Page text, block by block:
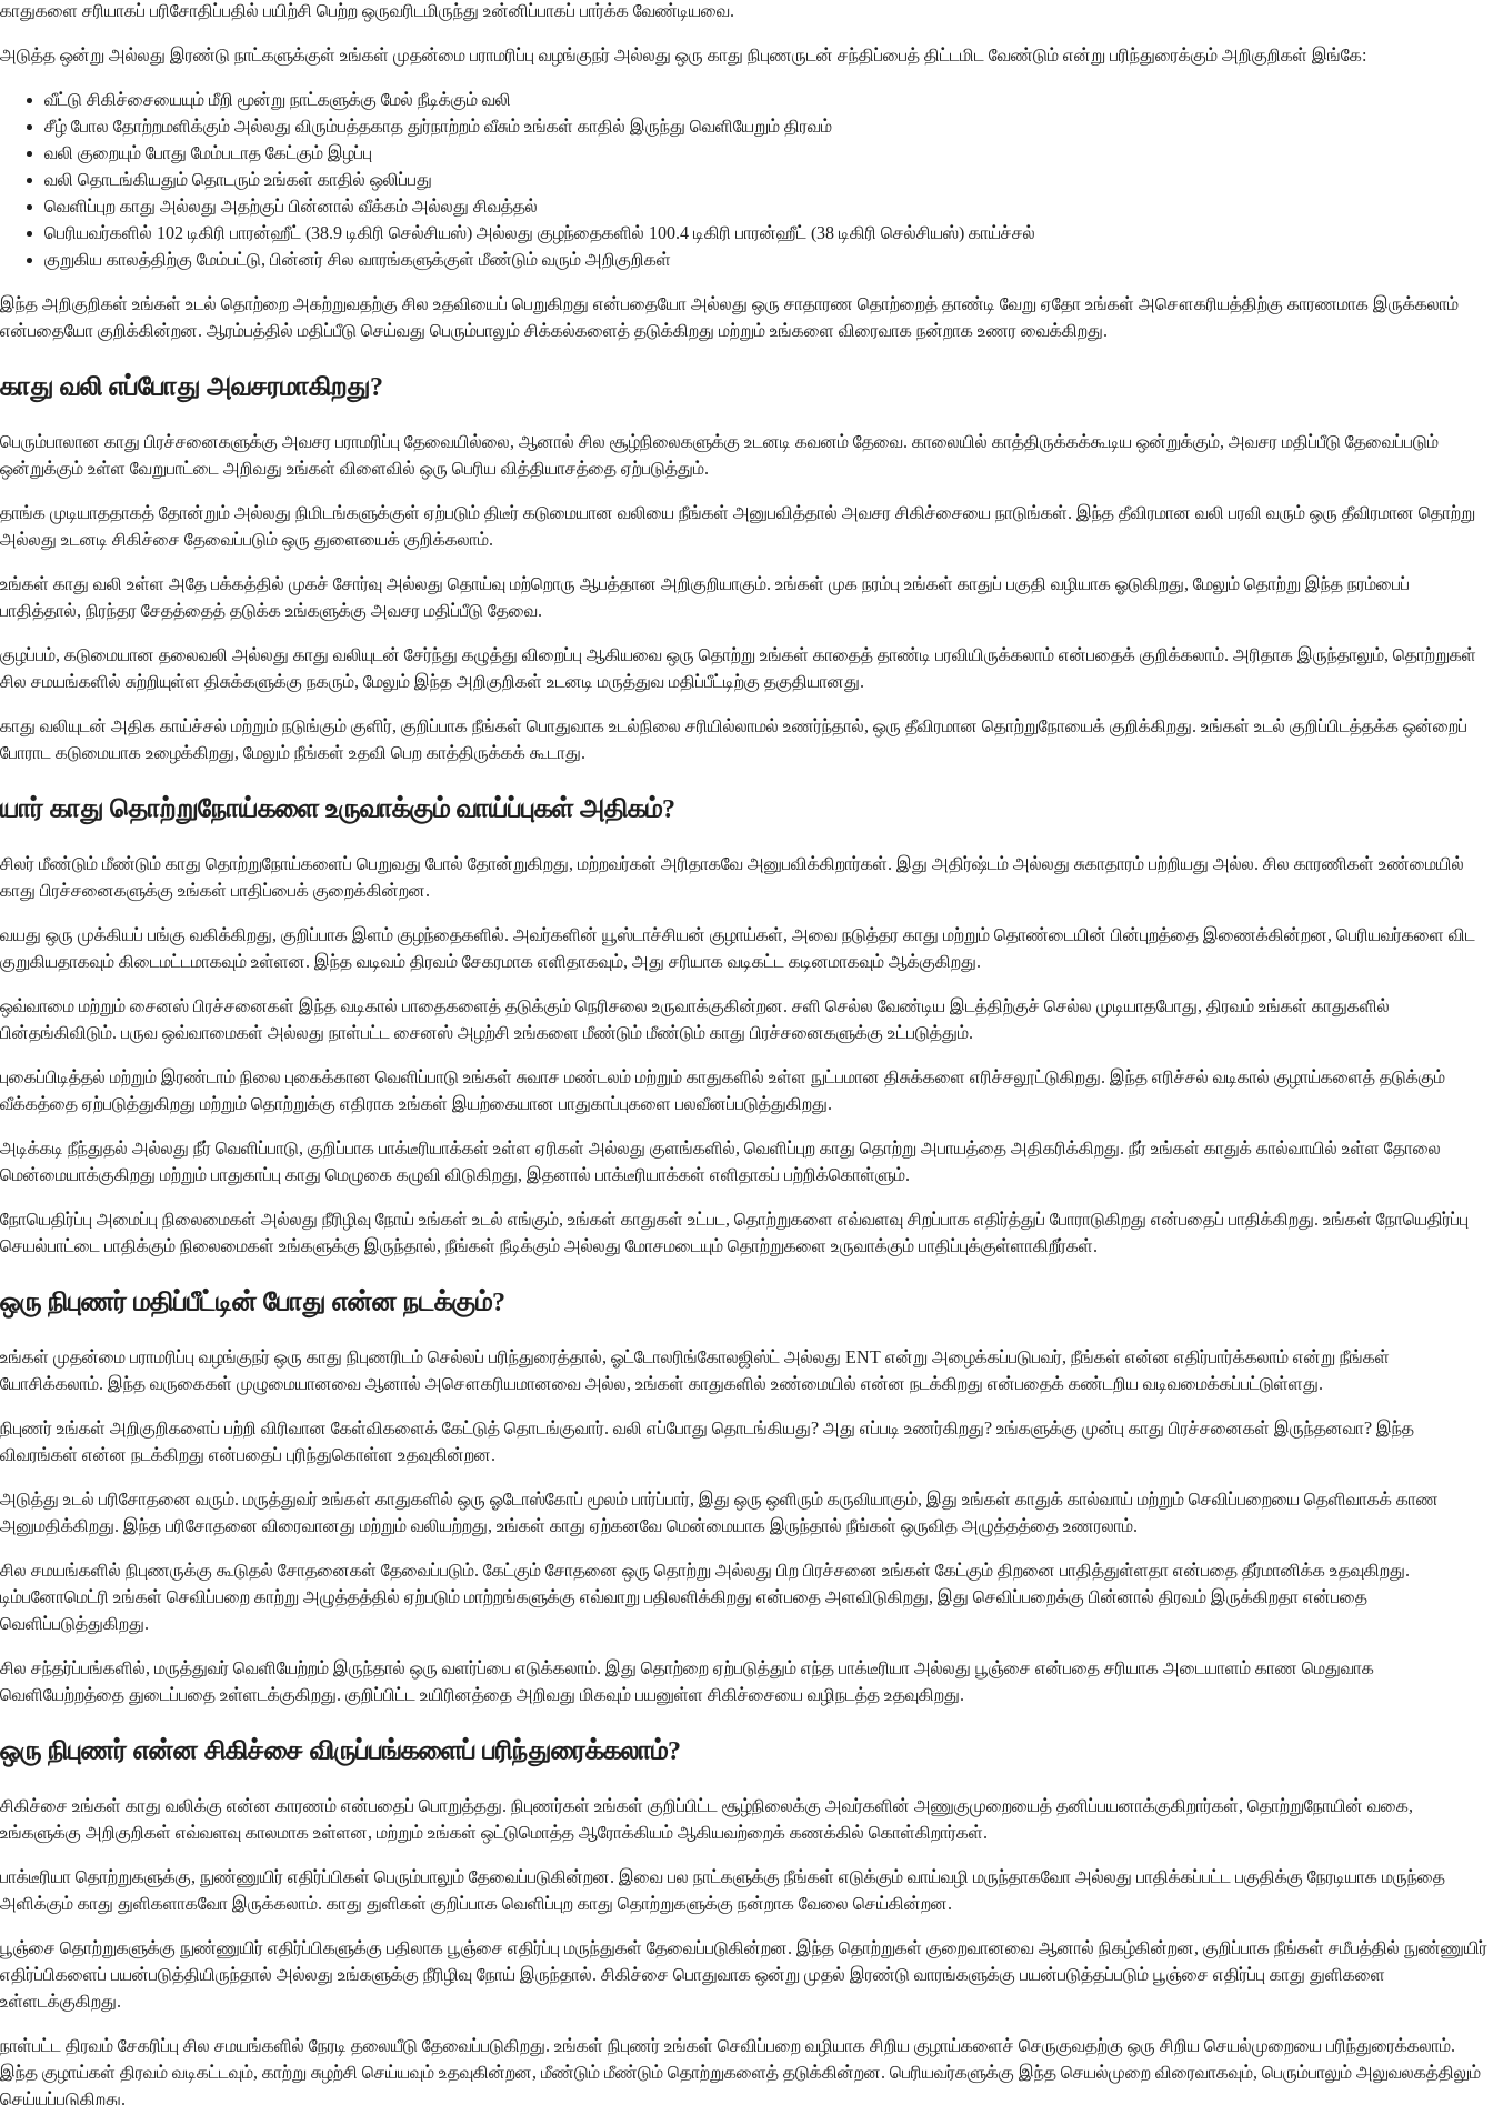
காதுகளை சரியாகப் பரிசோதிப்பதில் பயிற்சி பெற்ற ஒருவரிடமிருந்து உன்னிப்பாகப் பார்க்க வேண்டியவை.
அடுத்த ஒன்று அல்லது இரண்டு நாட்களுக்குள் உங்கள் முதன்மை பராமரிப்பு வழங்குநர் அல்லது ஒரு காது நிபுணருடன் சந்திப்பைத் திட்டமிட வேண்டும் என்று பரிந்துரைக்கும் அறிகுறிகள் இங்கே:
வீட்டு சிகிச்சையையும் மீறி மூன்று நாட்களுக்கு மேல் நீடிக்கும் வலி
சீழ் போல தோற்றமளிக்கும் அல்லது விரும்பத்தகாத துர்நாற்றம் வீசும் உங்கள் காதில் இருந்து வெளியேறும் திரவம்
வலி குறையும் போது மேம்படாத கேட்கும் இழப்பு
வலி தொடங்கியதும் தொடரும் உங்கள் காதில் ஒலிப்பது
வெளிப்புற காது அல்லது அதற்குப் பின்னால் வீக்கம் அல்லது சிவத்தல்
பெரியவர்களில் 102 டிகிரி பாரன்ஹீட் (38.9 டிகிரி செல்சியஸ்) அல்லது குழந்தைகளில் 100.4 டிகிரி பாரன்ஹீட் (38 டிகிரி செல்சியஸ்) காய்ச்சல்
குறுகிய காலத்திற்கு மேம்பட்டு, பின்னர் சில வாரங்களுக்குள் மீண்டும் வரும் அறிகுறிகள்
இந்த அறிகுறிகள் உங்கள் உடல் தொற்றை அகற்றுவதற்கு சில உதவியைப் பெறுகிறது என்பதையோ அல்லது ஒரு சாதாரண தொற்றைத் தாண்டி வேறு ஏதோ உங்கள் அசௌகரியத்திற்கு காரணமாக இருக்கலாம்
என்பதையோ குறிக்கின்றன. ஆரம்பத்தில் மதிப்பீடு செய்வது பெரும்பாலும் சிக்கல்களைத் தடுக்கிறது மற்றும் உங்களை விரைவாக நன்றாக உணர வைக்கிறது.
காது வலி எப்போது அவசரமாகிறது?
பெரும்பாலான காது பிரச்சனைகளுக்கு அவசர பராமரிப்பு தேவையில்லை, ஆனால் சில சூழ்நிலைகளுக்கு உடனடி கவனம் தேவை. காலையில் காத்திருக்கக்கூடிய ஒன்றுக்கும், அவசர மதிப்பீடு தேவைப்படும்
ஒன்றுக்கும் உள்ள வேறுபாட்டை அறிவது உங்கள் விளைவில் ஒரு பெரிய வித்தியாசத்தை ஏற்படுத்தும்.
தாங்க முடியாததாகத் தோன்றும் அல்லது நிமிடங்களுக்குள் ஏற்படும் திடீர் கடுமையான வலியை நீங்கள் அனுபவித்தால் அவசர சிகிச்சையை நாடுங்கள். இந்த தீவிரமான வலி பரவி வரும் ஒரு தீவிரமான தொற்று
அல்லது உடனடி சிகிச்சை தேவைப்படும் ஒரு துளையைக் குறிக்கலாம்.
உங்கள் காது வலி உள்ள அதே பக்கத்தில் முகச் சோர்வு அல்லது தொய்வு மற்றொரு ஆபத்தான அறிகுறியாகும். உங்கள் முக நரம்பு உங்கள் காதுப் பகுதி வழியாக ஓடுகிறது, மேலும் தொற்று இந்த நரம்பைப்
பாதித்தால், நிரந்தர சேதத்தைத் தடுக்க உங்களுக்கு அவசர மதிப்பீடு தேவை.
குழப்பம், கடுமையான தலைவலி அல்லது காது வலியுடன் சேர்ந்து கழுத்து விறைப்பு ஆகியவை ஒரு தொற்று உங்கள் காதைத் தாண்டி பரவியிருக்கலாம் என்பதைக் குறிக்கலாம். அரிதாக இருந்தாலும், தொற்றுகள்
சில சமயங்களில் சுற்றியுள்ள திசுக்களுக்கு நகரும், மேலும் இந்த அறிகுறிகள் உடனடி மருத்துவ மதிப்பீட்டிற்கு தகுதியானது.
காது வலியுடன் அதிக காய்ச்சல் மற்றும் நடுங்கும் குளிர், குறிப்பாக நீங்கள் பொதுவாக உடல்நிலை சரியில்லாமல் உணர்ந்தால், ஒரு தீவிரமான தொற்றுநோயைக் குறிக்கிறது. உங்கள் உடல் குறிப்பிடத்தக்க ஒன்றைப்
போராட கடுமையாக உழைக்கிறது, மேலும் நீங்கள் உதவி பெற காத்திருக்கக் கூடாது.
யார் காது தொற்றுநோய்களை உருவாக்கும் வாய்ப்புகள் அதிகம்?
சிலர் மீண்டும் மீண்டும் காது தொற்றுநோய்களைப் பெறுவது போல் தோன்றுகிறது, மற்றவர்கள் அரிதாகவே அனுபவிக்கிறார்கள். இது அதிர்ஷ்டம் அல்லது சுகாதாரம் பற்றியது அல்ல. சில காரணிகள் உண்மையில்
காது பிரச்சனைகளுக்கு உங்கள் பாதிப்பைக் குறைக்கின்றன.
வயது ஒரு முக்கியப் பங்கு வகிக்கிறது, குறிப்பாக இளம் குழந்தைகளில். அவர்களின் யூஸ்டாச்சியன் குழாய்கள், அவை நடுத்தர காது மற்றும் தொண்டையின் பின்புறத்தை இணைக்கின்றன, பெரியவர்களை விட
குறுகியதாகவும் கிடைமட்டமாகவும் உள்ளன. இந்த வடிவம் திரவம் சேகரமாக எளிதாகவும், அது சரியாக வடிகட்ட கடினமாகவும் ஆக்குகிறது.
ஒவ்வாமை மற்றும் சைனஸ் பிரச்சனைகள் இந்த வடிகால் பாதைகளைத் தடுக்கும் நெரிசலை உருவாக்குகின்றன. சளி செல்ல வேண்டிய இடத்திற்குச் செல்ல முடியாதபோது, திரவம் உங்கள் காதுகளில்
பின்தங்கிவிடும். பருவ ஒவ்வாமைகள் அல்லது நாள்பட்ட சைனஸ் அழற்சி உங்களை மீண்டும் மீண்டும் காது பிரச்சனைகளுக்கு உட்படுத்தும்.
புகைப்பிடித்தல் மற்றும் இரண்டாம் நிலை புகைக்கான வெளிப்பாடு உங்கள் சுவாச மண்டலம் மற்றும் காதுகளில் உள்ள நுட்பமான திசுக்களை எரிச்சலூட்டுகிறது. இந்த எரிச்சல் வடிகால் குழாய்களைத் தடுக்கும்
வீக்கத்தை ஏற்படுத்துகிறது மற்றும் தொற்றுக்கு எதிராக உங்கள் இயற்கையான பாதுகாப்புகளை பலவீனப்படுத்துகிறது.
அடிக்கடி நீந்துதல் அல்லது நீர் வெளிப்பாடு, குறிப்பாக பாக்டீரியாக்கள் உள்ள ஏரிகள் அல்லது குளங்களில், வெளிப்புற காது தொற்று அபாயத்தை அதிகரிக்கிறது. நீர் உங்கள் காதுக் கால்வாயில் உள்ள தோலை
மென்மையாக்குகிறது மற்றும் பாதுகாப்பு காது மெழுகை கழுவி விடுகிறது, இதனால் பாக்டீரியாக்கள் எளிதாகப் பற்றிக்கொள்ளும்.
நோயெதிர்ப்பு அமைப்பு நிலைமைகள் அல்லது நீரிழிவு நோய் உங்கள் உடல் எங்கும், உங்கள் காதுகள் உட்பட, தொற்றுகளை எவ்வளவு சிறப்பாக எதிர்த்துப் போராடுகிறது என்பதைப் பாதிக்கிறது. உங்கள் நோயெதிர்ப்பு
செயல்பாட்டை பாதிக்கும் நிலைமைகள் உங்களுக்கு இருந்தால், நீங்கள் நீடிக்கும் அல்லது மோசமடையும் தொற்றுகளை உருவாக்கும் பாதிப்புக்குள்ளாகிறீர்கள்.
ஒரு நிபுணர் மதிப்பீட்டின் போது என்ன நடக்கும்?
உங்கள் முதன்மை பராமரிப்பு வழங்குநர் ஒரு காது நிபுணரிடம் செல்லப் பரிந்துரைத்தால், ஓட்டோலரிங்கோலஜிஸ்ட் அல்லது ENT என்று அழைக்கப்படுபவர், நீங்கள் என்ன எதிர்பார்க்கலாம் என்று நீங்கள்
யோசிக்கலாம். இந்த வருகைகள் முழுமையானவை ஆனால் அசௌகரியமானவை அல்ல, உங்கள் காதுகளில் உண்மையில் என்ன நடக்கிறது என்பதைக் கண்டறிய வடிவமைக்கப்பட்டுள்ளது.
நிபுணர் உங்கள் அறிகுறிகளைப் பற்றி விரிவான கேள்விகளைக் கேட்டுத் தொடங்குவார். வலி எப்போது தொடங்கியது? அது எப்படி உணர்கிறது? உங்களுக்கு முன்பு காது பிரச்சனைகள் இருந்தனவா? இந்த
விவரங்கள் என்ன நடக்கிறது என்பதைப் புரிந்துகொள்ள உதவுகின்றன.
அடுத்து உடல் பரிசோதனை வரும். மருத்துவர் உங்கள் காதுகளில் ஒரு ஓடோஸ்கோப் மூலம் பார்ப்பார், இது ஒரு ஒளிரும் கருவியாகும், இது உங்கள் காதுக் கால்வாய் மற்றும் செவிப்பறையை தெளிவாகக் காண
அனுமதிக்கிறது. இந்த பரிசோதனை விரைவானது மற்றும் வலியற்றது, உங்கள் காது ஏற்கனவே மென்மையாக இருந்தால் நீங்கள் ஒருவித அழுத்தத்தை உணரலாம்.
சில சமயங்களில் நிபுணருக்கு கூடுதல் சோதனைகள் தேவைப்படும். கேட்கும் சோதனை ஒரு தொற்று அல்லது பிற பிரச்சனை உங்கள் கேட்கும் திறனை பாதித்துள்ளதா என்பதை தீர்மானிக்க உதவுகிறது.
டிம்பனோமெட்ரி உங்கள் செவிப்பறை காற்று அழுத்தத்தில் ஏற்படும் மாற்றங்களுக்கு எவ்வாறு பதிலளிக்கிறது என்பதை அளவிடுகிறது, இது செவிப்பறைக்கு பின்னால் திரவம் இருக்கிறதா என்பதை
வெளிப்படுத்துகிறது.
சில சந்தர்ப்பங்களில், மருத்துவர் வெளியேற்றம் இருந்தால் ஒரு வளர்ப்பை எடுக்கலாம். இது தொற்றை ஏற்படுத்தும் எந்த பாக்டீரியா அல்லது பூஞ்சை என்பதை சரியாக அடையாளம் காண மெதுவாக
வெளியேற்றத்தை துடைப்பதை உள்ளடக்குகிறது. குறிப்பிட்ட உயிரினத்தை அறிவது மிகவும் பயனுள்ள சிகிச்சையை வழிநடத்த உதவுகிறது.
ஒரு நிபுணர் என்ன சிகிச்சை விருப்பங்களைப் பரிந்துரைக்கலாம்?
சிகிச்சை உங்கள் காது வலிக்கு என்ன காரணம் என்பதைப் பொறுத்தது. நிபுணர்கள் உங்கள் குறிப்பிட்ட சூழ்நிலைக்கு அவர்களின் அணுகுமுறையைத் தனிப்பயனாக்குகிறார்கள், தொற்றுநோயின் வகை,
உங்களுக்கு அறிகுறிகள் எவ்வளவு காலமாக உள்ளன, மற்றும் உங்கள் ஒட்டுமொத்த ஆரோக்கியம் ஆகியவற்றைக் கணக்கில் கொள்கிறார்கள்.
பாக்டீரியா தொற்றுகளுக்கு, நுண்ணுயிர் எதிர்ப்பிகள் பெரும்பாலும் தேவைப்படுகின்றன. இவை பல நாட்களுக்கு நீங்கள் எடுக்கும் வாய்வழி மருந்தாகவோ அல்லது பாதிக்கப்பட்ட பகுதிக்கு நேரடியாக மருந்தை
அளிக்கும் காது துளிகளாகவோ இருக்கலாம். காது துளிகள் குறிப்பாக வெளிப்புற காது தொற்றுகளுக்கு நன்றாக வேலை செய்கின்றன.
பூஞ்சை தொற்றுகளுக்கு நுண்ணுயிர் எதிர்ப்பிகளுக்கு பதிலாக பூஞ்சை எதிர்ப்பு மருந்துகள் தேவைப்படுகின்றன. இந்த தொற்றுகள் குறைவானவை ஆனால் நிகழ்கின்றன, குறிப்பாக நீங்கள் சமீபத்தில் நுண்ணுயிர்
எதிர்ப்பிகளைப் பயன்படுத்தியிருந்தால் அல்லது உங்களுக்கு நீரிழிவு நோய் இருந்தால். சிகிச்சை பொதுவாக ஒன்று முதல் இரண்டு வாரங்களுக்கு பயன்படுத்தப்படும் பூஞ்சை எதிர்ப்பு காது துளிகளை
உள்ளடக்குகிறது.
நாள்பட்ட திரவம் சேகரிப்பு சில சமயங்களில் நேரடி தலையீடு தேவைப்படுகிறது. உங்கள் நிபுணர் உங்கள் செவிப்பறை வழியாக சிறிய குழாய்களைச் செருகுவதற்கு ஒரு சிறிய செயல்முறையை பரிந்துரைக்கலாம்.
இந்த குழாய்கள் திரவம் வடிகட்டவும், காற்று சுழற்சி செய்யவும் உதவுகின்றன, மீண்டும் மீண்டும் தொற்றுகளைத் தடுக்கின்றன. பெரியவர்களுக்கு இந்த செயல்முறை விரைவாகவும், பெரும்பாலும் அலுவலகத்திலும்
செய்யப்படுகிறது.